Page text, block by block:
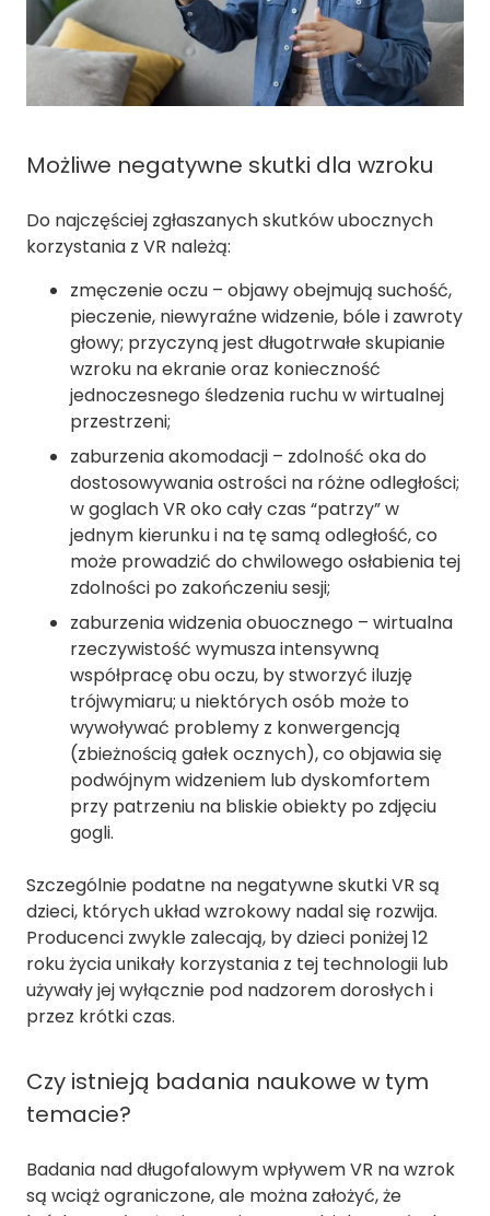
Możliwe negatywne skutki dla wzroku
Do najczęściej zgłaszanych skutków ubocznych
korzystania z VR należą:
zmęczenie oczu – objawy obejmują suchość,
pieczenie, niewyraźne widzenie, bóle i zawroty
głowy; przyczyną jest długotrwałe skupianie
wzroku na ekranie oraz konieczność
jednoczesnego śledzenia ruchu w wirtualnej
przestrzeni;
zaburzenia akomodacji – zdolność oka do
dostosowywania ostrości na różne odległości;
w goglach VR oko cały czas “patrzy” w
jednym kierunku i na tę samą odległość, co
może prowadzić do chwilowego osłabienia tej
zdolności po zakończeniu sesji;
zaburzenia widzenia obuocznego – wirtualna
rzeczywistość wymusza intensywną
współpracę obu oczu, by stworzyć iluzję
trójwymiaru; u niektórych osób może to
wywoływać problemy z konwergencją
(zbieżnością gałek ocznych), co objawia się
podwójnym widzeniem lub dyskomfortem
przy patrzeniu na bliskie obiekty po zdjęciu
gogli.
Szczególnie podatne na negatywne skutki VR są
dzieci, których układ wzrokowy nadal się rozwija.
Producenci zwykle zalecają, by dzieci poniżej 12
roku życia unikały korzystania z tej technologii lub
używały jej wyłącznie pod nadzorem dorosłych i
przez krótki czas.
Czy istnieją badania naukowe w tym
temacie?
Badania nad długofalowym wpływem VR na wzrok
są wciąż ograniczone, ale można założyć, że